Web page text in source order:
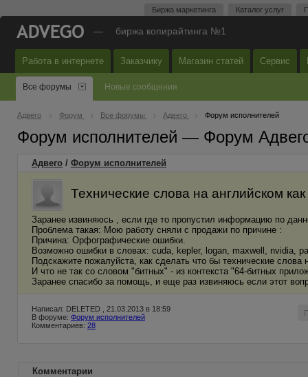
Биржа маркетинга Каталог услуг
— биржа копирайтинга №1
Работа в интернете Заказчику Магазин статей Сервис
Все форумы Новые сообщения
Адвего Форум Все форумы Адвего Форум исполнителей
Форум исполнителей — Форум
Адвего / Форум исполнителей
Технические слова на английском
Заранее извиняюсь , если где то пропустил информацию по
Проблема такая: Мою работу сняли с продажи по причине :
Причина: Орфографические ошибки.
Возможно ошибки в словах: cuda, kepler, logan, maxwell, nvidia,
Подскажите пожалуйста, как сделать что бы технические
И что не так со словом "битных" - из контекста "64-битных
Заранее спасибо за помощь, и еще раз извиняюсь если этот
Написал: DELETED , 21.03.2013 в 18:59
В форуме: Форум исполнителей
Комментариев: 28
Комментарии